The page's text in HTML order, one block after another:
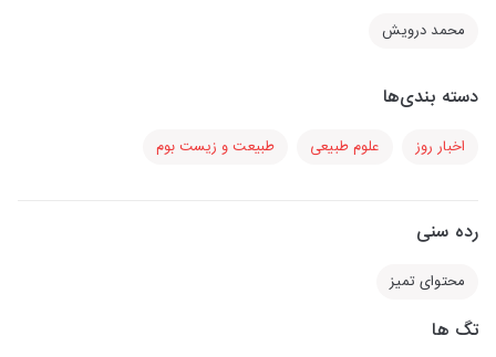
محمد درویش
دسته بندی‌ها
اخبار روز علوم طبیعی طبیعت و زیست بوم
رده سنی
محتوای تمیز
تگ ها